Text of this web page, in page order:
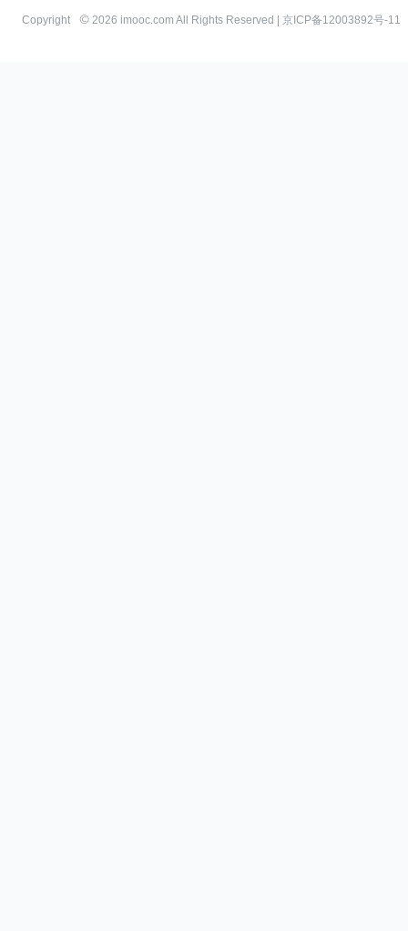
Copyright 2026 imooc.com All Rights Reserved | 京ICP备12003892号-11